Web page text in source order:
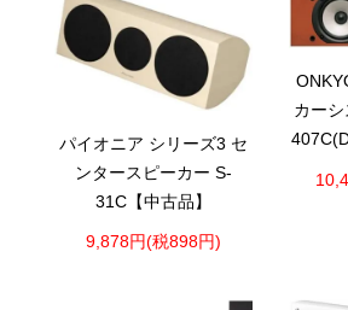
パイオニア シリーズ3 セ
ンタースピーカー S-
31C【中古品】
9,878円(税898円)
カー